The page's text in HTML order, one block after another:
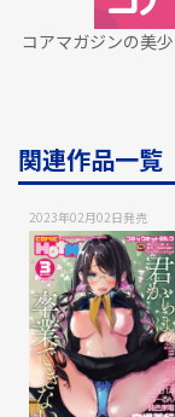
コアマガジンの美
関連作品一覧
2023年02月02日発売